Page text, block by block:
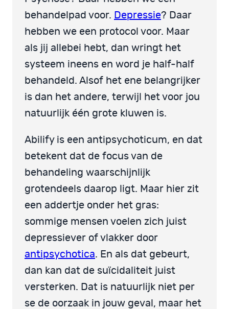
behandelpad voor. Depressie? Daar
hebben we een protocol voor. Maar
als jij allebei hebt, dan wringt het
systeem ineens en word je half-half
behandeld. Alsof het ene belangrijker
is dan het andere, terwijl het voor jou
natuurlijk één grote kluwen is.
Abilify is een antipsychoticum, en dat
betekent dat de focus van de
behandeling waarschijnlijk
grotendeels daarop ligt. Maar hier zit
een addertje onder het gras:
sommige mensen voelen zich juist
depressiever of vlakker door
antipsychotica. En als dat gebeurt,
dan kan dat de suïcidaliteit juist
versterken. Dat is natuurlijk niet per
se de oorzaak in jouw geval, maar het